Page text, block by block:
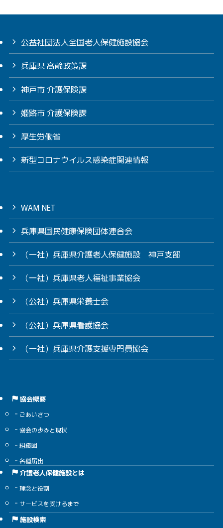
公益社団法人全国老人保健施設協会
兵庫県 高齢政策課
神戸市 介護保険課
姫路市 介護保険課
厚生労働省
新型コロナウイルス感染症関連情報
WAM NET
兵庫県国民健康保険団体連合会
（一社）兵庫県介護老人保健施設 神戸支部
（一社）兵庫県老人福祉事業協会
（公社）兵庫県栄養士会
（公社）兵庫県看護協会
（一社）兵庫県介護支援専門員協会
協会概要
ごあいさつ
協会の歩みと現状
組織図
各種届出
介護老人保健施設とは
理念と役割
サービスを受けるまで
施設検索